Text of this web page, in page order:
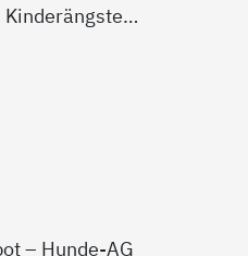
– Hunde-AG